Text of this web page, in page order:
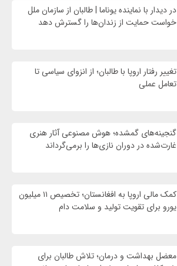
در دیدار با نماینده یوناما | طالبان از سازمان ملل
خواست حمایت از زندان‌ها را گسترش دهد
تغییر رفتار اروپا با طالبان؛ از انزوای سیاسی تا
تعامل عملی
گنجینه‌های گمشده؛ هوش مصنوعی آثار هنری
غارت‌شده در دوران نازی‌ها را برمی‌گرداند
کمک مالی اروپا به افغانستان؛ تخصیص ۱۱ میلیون
یورو برای تقویت تولید و سلامت دام
معضل بهداشت و درمان؛ تلاش طالبان برای